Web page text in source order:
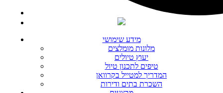
מידע שימושי
מלונות מומלצים
יעוץ טיולים
טיפים לתכנון טיול
המדריך למטייל בקרוואן
השכרת בתים ודירות